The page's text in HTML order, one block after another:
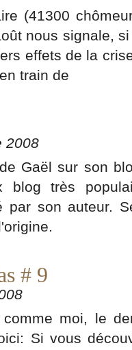
(41300
nous signale,
effets de la
train de
2008
Gaël sur son
blog très
par son auteur.
# 9
moi, le
Si vous